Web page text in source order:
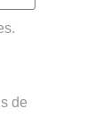
de